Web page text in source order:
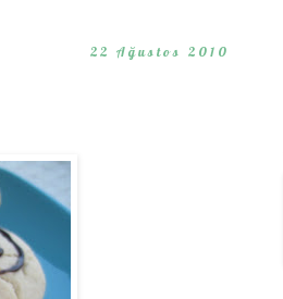
22 Ağustos 2010